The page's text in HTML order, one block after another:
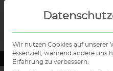
Wir nutzen Cookies auf unserer
essenziell, während andere uns
Erfahrung zu verbessern.